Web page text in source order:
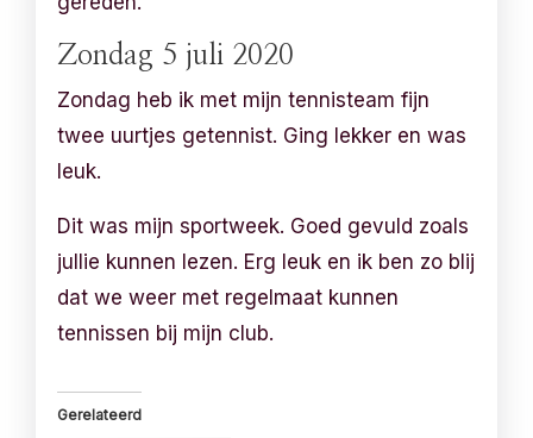
Zondag 5 juli 2020
Zondag heb ik met mijn tennisteam fijn
twee uurtjes getennist. Ging lekker en was
leuk.
Dit was mijn sportweek. Goed gevuld zoals
jullie kunnen lezen. Erg leuk en ik ben zo blij
dat we weer met regelmaat kunnen
tennissen bij mijn club.
Gerelateerd